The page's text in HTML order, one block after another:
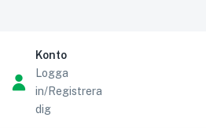
Konto
Logga
in/Registrera
dig